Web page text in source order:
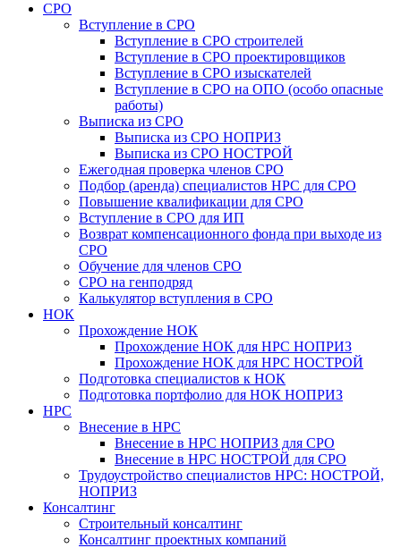
СРО
Вступление в СРО
Вступление в СРО строителей
Вступление в СРО проектировщиков
Вступление в СРО изыскателей
Вступление в СРО на ОПО (особо опасные
работы)
Выписка из СРО
Выписка из СРО НОПРИЗ
Выписка из СРО НОСТРОЙ
Ежегодная проверка членов СРО
Подбор (аренда) специалистов НРС для СРО
Повышение квалификации для СРО
Вступление в СРО для ИП
Возврат компенсационного фонда при выходе из
СРО
Обучение для членов СРО
СРО на генподряд
Калькулятор вступления в СРО
НОК
Прохождение НОК
Прохождение НОК для НРС НОПРИЗ
Прохождение НОК для НРС НОСТРОЙ
Подготовка специалистов к НОК
Подготовка портфолио для НОК НОПРИЗ
НРС
Внесение в НРС
Внесение в НРС НОПРИЗ для СРО
Внесение в НРС НОСТРОЙ для СРО
Трудоустройство специалистов НРС: НОСТРОЙ,
НОПРИЗ
Консалтинг
Строительный консалтинг
Консалтинг проектных компаний